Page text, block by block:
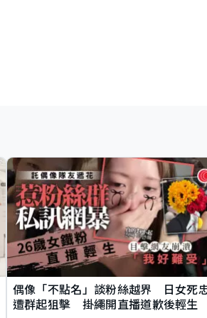
偶像「不點名」談粉絲越界 日女死
遭群起狙擊 掛繩開直播道歉後輕生